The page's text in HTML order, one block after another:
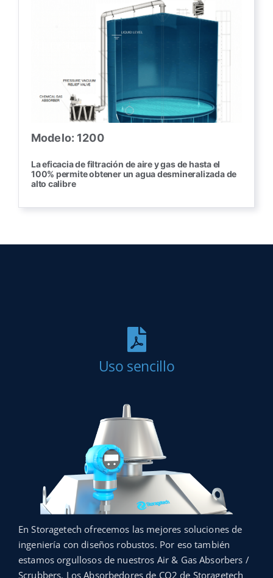
Modelo: 1200
La eficacia de filtración de aire y gas de hasta el
100% permite obtener un agua desmineralizada de
alto calibre
Uso sencillo
En Storagetech ofrecemos las mejores soluciones de
ingeniería con diseños robustos. Por eso también
estamos orgullosos de nuestros Air & Gas Absorbers /
Scrubbers. Los Absorbedores de CO2 de Storagetech